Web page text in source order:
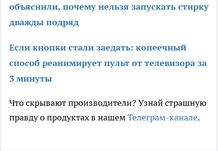
объяснили, почему нельзя запускать стирку
дважды подряд
Если кнопки стали заедать: копеечный
способ реанимирует пульт от телевизора за
3 минуты
Что скрывают производители? Узнай страшную
правду о продуктах в нашемТелеграм-канале.